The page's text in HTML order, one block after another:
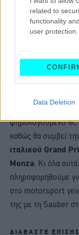
related to
functionality
user protection.
Data Deletion
ιταλική εταιρεία
αυτοκινήτου για
εταιρείας φάνηκε
έμοιαζε να
Συνεχιστής μιας
φημολογούμενο 6C
καθώς θα συμβεί
ιταλικού Grand
Monza. Κι όλα
πληροφορηθούμε
στο motorsport
της με τη Sauber
ΔΙΑΒΑΣΤΕ ΕΠΙΣΗΣ